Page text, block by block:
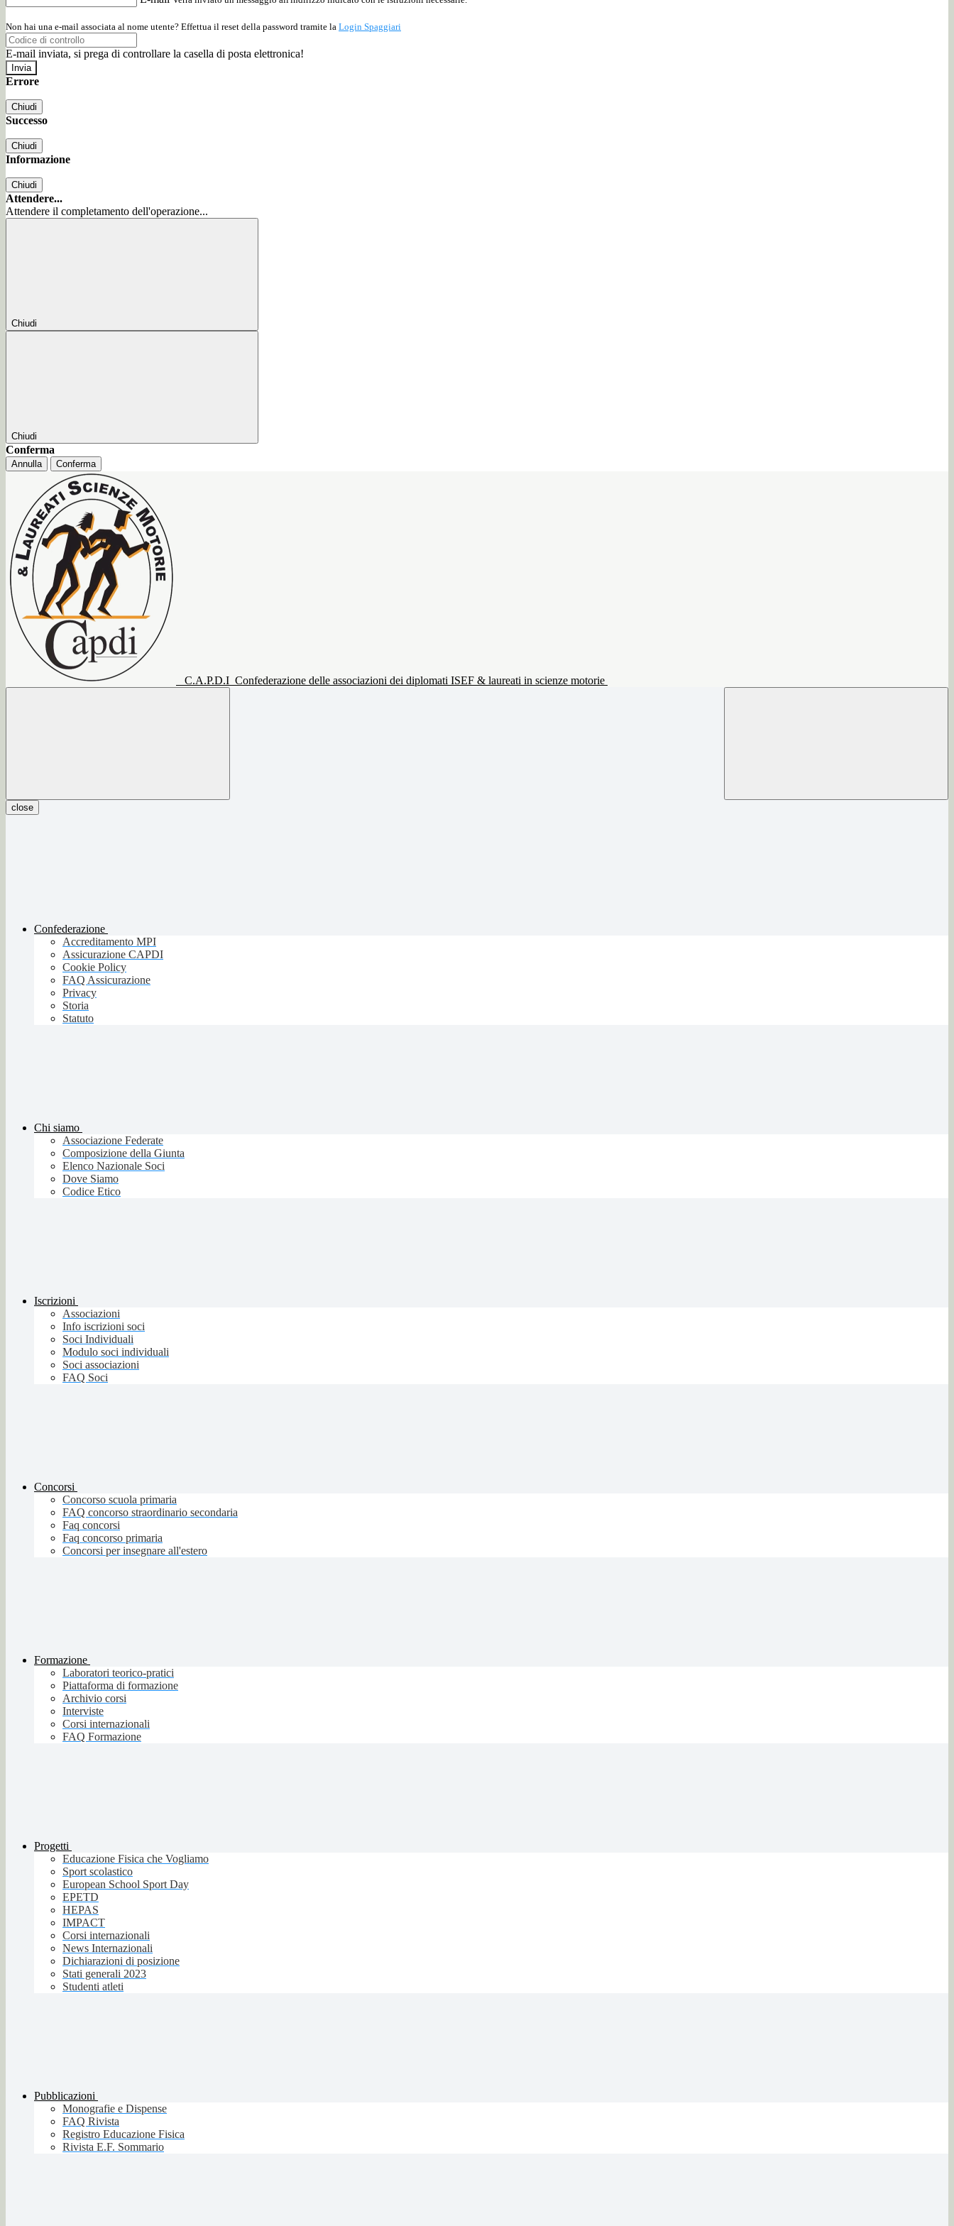
Non hai una e-mail associata al nome utente? Effettua il reset della password tramite la Login Spaggiari
E-mail inviata, si prega di controllare la casella di posta elettronica!
Errore
Chiudi
Successo
Chiudi
Informazione
Chiudi
Attendere...
Attendere il completamento dell'operazione...
Chiudi
Chiudi
Conferma
Annulla Conferma
C.A.P.D.I Confederazione delle associazioni dei diplomati ISEF & laureati in scienze motorie
close
Confederazione
Accreditamento MPI
Assicurazione CAPDI
Cookie Policy
FAQ Assicurazione
Privacy
Storia
Statuto
Chi siamo
Associazione Federate
Composizione della Giunta
Elenco Nazionale Soci
Dove Siamo
Codice Etico
Iscrizioni
Associazioni
Info iscrizioni soci
Soci Individuali
Modulo soci individuali
Soci associazioni
FAQ Soci
Concorsi
Concorso scuola primaria
FAQ concorso straordinario secondaria
Faq concorsi
Faq concorso primaria
Concorsi per insegnare all'estero
Formazione
Laboratori teorico-pratici
Piattaforma di formazione
Archivio corsi
Interviste
Corsi internazionali
FAQ Formazione
Progetti
Educazione Fisica che Vogliamo
Sport scolastico
European School Sport Day
EPETD
HEPAS
IMPACT
Corsi internazionali
News Internazionali
Dichiarazioni di posizione
Stati generali 2023
Studenti atleti
Pubblicazioni
Monografie e Dispense
FAQ Rivista
Registro Educazione Fisica
Rivista E.F. Sommario